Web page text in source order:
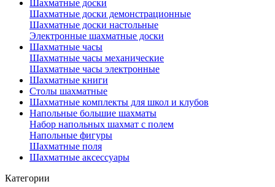
Шахматные доски
Шахматные доски демонстрационные
Шахматные доски настольные
Электронные шахматные доски
Шахматные часы
Шахматные часы механические
Шахматные часы электронные
Шахматные книги
Столы шахматные
Шахматные комплекты для школ и клубов
Напольные большие шахматы
Набор напольных шахмат c полем
Напольные фигуры
Шахматные поля
Шахматные аксессуары
Категории